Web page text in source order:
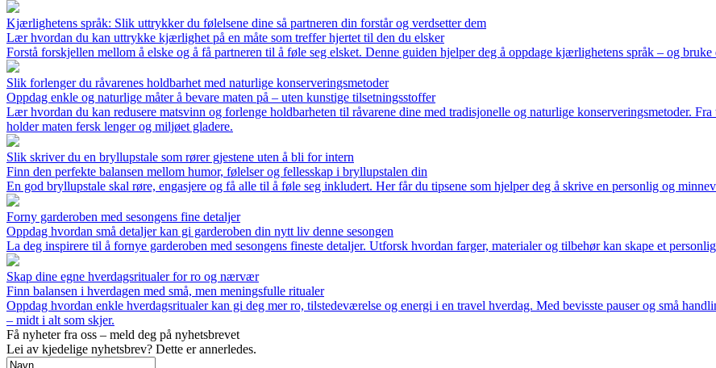
Kjærlighetens språk: Slik uttrykker du følelsene dine så partneren din forstår og verdsetter dem
Lær hvordan du kan uttrykke kjærlighet på en måte som treffer hjertet til den du elsker
Forstå forskjellen mellom å elske og å få partneren til å føle seg elsket. Denne guiden hjelper deg å oppdage kjærlighetens språk – og
Slik forlenger du råvarenes holdbarhet med naturlige konserveringsmetoder
Oppdag enkle og naturlige måter å bevare maten på – uten kunstige tilsetningsstoffer
Lær hvordan du kan redusere matsvinn og forlenge holdbarheten til råvarene dine med tradisjonelle og naturlige konserveringsmetoder.
holder maten fersk lenger og miljøet gladere.
Slik skriver du en bryllupstale som rører gjestene uten å bli for intern
Finn den perfekte balansen mellom humor, følelser og fellesskap i bryllupstalen din
En god bryllupstale skal røre, engasjere og få alle til å føle seg inkludert. Her får du tipsene som hjelper deg å skrive en personlig og
Forny garderoben med sesongens fine detaljer
Oppdag hvordan små detaljer kan gi garderoben din nytt liv denne sesongen
La deg inspirere til å fornye garderoben med sesongens fineste detaljer. Utforsk hvordan farger, materialer og tilbehør kan skape et
Skap dine egne hverdagsritualer for ro og nærvær
Finn balansen i hverdagen med små, men meningsfulle ritualer
Oppdag hvordan enkle hverdagsritualer kan gi deg mer ro, tilstedeværelse og energi i en travel hverdag. Med bevisste pauser og små
– midt i alt som skjer.
Få nyheter fra oss – meld deg på nyhetsbrevet
Lei av kjedelige nyhetsbrev? Dette er annerledes.